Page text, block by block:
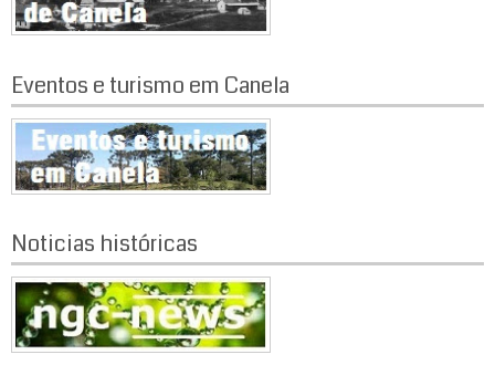
Eventos e turismo em Canela
Noticias históricas